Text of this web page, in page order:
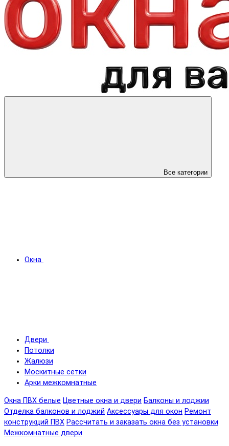
Все категории
Окна
Двери
Потолки
Жалюзи
Москитные сетки
Арки межкомнатные
Окна ПВХ белые Цветные окна и двери Балконы и лоджии
Отделка балконов и лоджий Аксессуары для окон Ремонт
конструкций ПВХ Рассчитать и заказать окна без установки
Межкомнатные двери